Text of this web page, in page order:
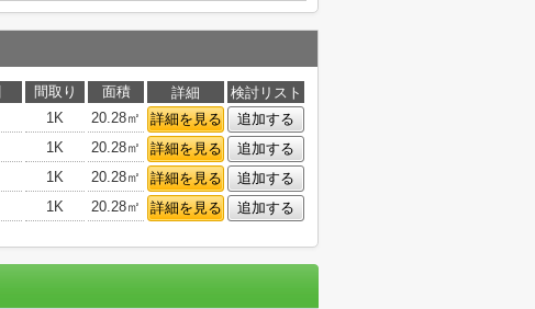
間取り 面積 詳細
検討リスト
1K 20.28㎡ 詳細を見る
追加する
1K 20.28㎡ 詳細を見る
追加する
1K 20.28㎡ 詳細を見る
追加する
1K 20.28㎡ 詳細を見る 追加する